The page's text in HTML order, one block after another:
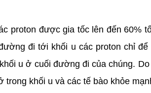
proton được gia tốc lên đến 60%
đi tới khối u các proton chỉ
u ở cuối đường đi của chúng.
khối u và các tế bào khỏe